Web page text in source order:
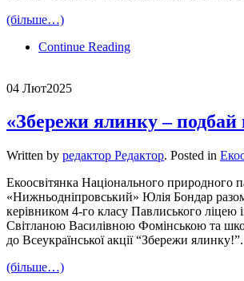
(більше…)
Continue Reading
04 Лют2025
«Збережи ялинку – подбай
Written by редактор Редактор. Posted in
Екоосвітянка Національного природного
«Нижньодніпровський» Юлія Бондар
керівником 4-го класу Павлиського ліцею
Світланою Василівною Фомінською та
до Всеукраїнської акції “Збережи ялинку!”.
(більше…)